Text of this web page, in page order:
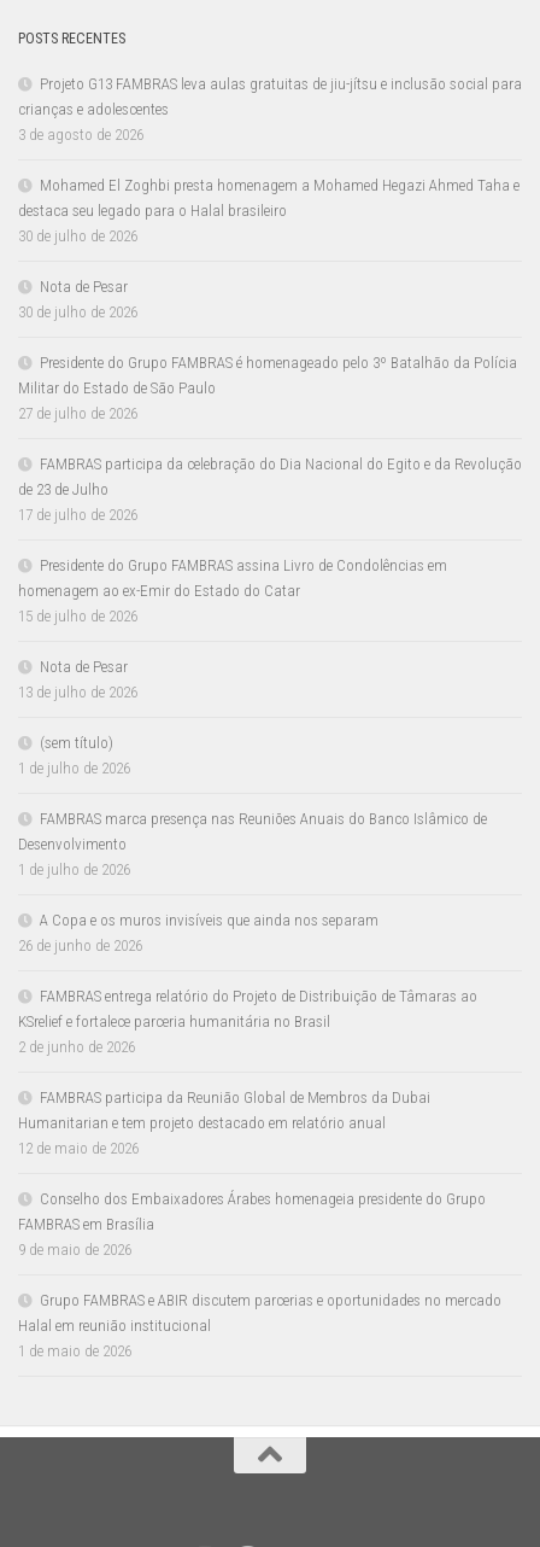
POSTS RECENTES
Projeto G13 FAMBRAS leva aulas gratuitas de jiu-jítsu e inclusão social para
crianças e adolescentes
3 de agosto de 2026
Mohamed El Zoghbi presta homenagem a Mohamed Hegazi Ahmed Taha e
destaca seu legado para o Halal brasileiro
30 de julho de 2026
Nota de Pesar
30 de julho de 2026
Presidente do Grupo FAMBRAS é homenageado pelo 3º Batalhão da Polícia
Militar do Estado de São Paulo
27 de julho de 2026
FAMBRAS participa da celebração do Dia Nacional do Egito e da Revolução
de 23 de Julho
17 de julho de 2026
Presidente do Grupo FAMBRAS assina Livro de Condolências em
homenagem ao ex-Emir do Estado do Catar
15 de julho de 2026
Nota de Pesar
13 de julho de 2026
(sem título)
1 de julho de 2026
FAMBRAS marca presença nas Reuniões Anuais do Banco Islâmico de
Desenvolvimento
1 de julho de 2026
A Copa e os muros invisíveis que ainda nos separam
26 de junho de 2026
FAMBRAS entrega relatório do Projeto de Distribuição de Tâmaras ao
KSrelief e fortalece parceria humanitária no Brasil
2 de junho de 2026
FAMBRAS participa da Reunião Global de Membros da Dubai
Humanitarian e tem projeto destacado em relatório anual
12 de maio de 2026
Conselho dos Embaixadores Árabes homenageia presidente do Grupo
FAMBRAS em Brasília
9 de maio de 2026
Grupo FAMBRAS e ABIR discutem parcerias e oportunidades no mercado
Halal em reunião institucional
1 de maio de 2026